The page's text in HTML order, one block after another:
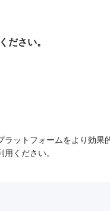
ださい。
ットフォームをより効果
ください。